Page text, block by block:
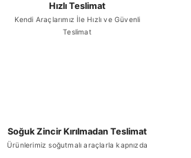
Hızlı Teslimat
Kendi Araçlarımız İle Hızlı ve Güvenli
Teslimat
Soğuk Zincir Kırılmadan Teslimat
Ürünlerimiz soğutmalı araçlarla kapnızda